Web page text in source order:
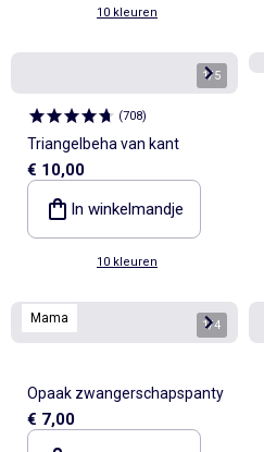
10 kleuren
1/5
(708)
Triangelbeha van kant
€ 10,00
In winkelmandje
10 kleuren
Mama 1/4
Opaak zwangerschapspanty
€ 7,00